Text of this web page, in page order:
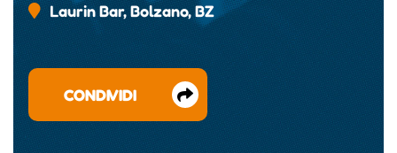
Laurin Bar, Bolzano, BZ
CONDIVIDI